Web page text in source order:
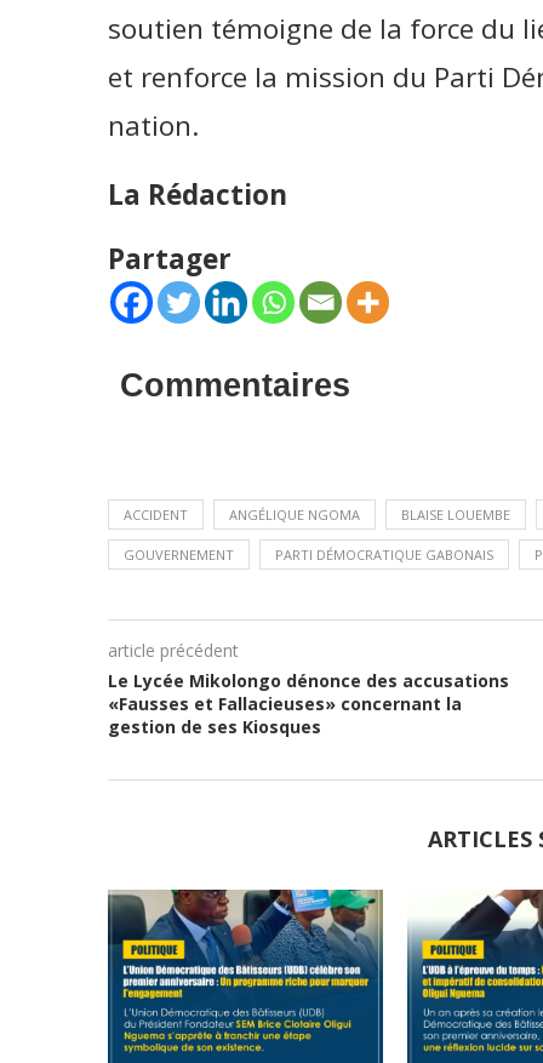
soutien témoigne de la force du
et renforce la mission du Parti
nation.
La Rédaction
Partager
Commentaires
ACCIDENT ANGÉLIQUE NGOMA BLAISE LOUEMBE
GOUVERNEMENT PARTI DÉMOCRATIQUE GABONAIS
article précédent
Le Lycée Mikolongo dénonce des accusations
«Fausses et Fallacieuses» concernant la
gestion de ses Kiosques
ARTICLES